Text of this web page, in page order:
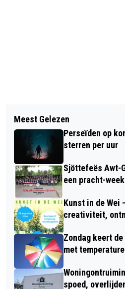
LAKS: RUSTIG QUA
TWEEDE EXAMENDAG
LICHT- EN
FAKKELEN BIJ
NAFTAKRAKER
Meest Gelezen
Perseïden op
sterren per uur
Sjöttefeës Awt-
een pracht-
Kunst in de Wei
creativiteit,
Zondag keert
met
spoed,